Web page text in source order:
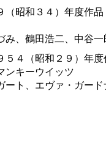
（昭和３４）年度作
、鶴田浩二、中谷一
５４（昭和２９）年
キーウイッツ
ト、エヴァ・ガード